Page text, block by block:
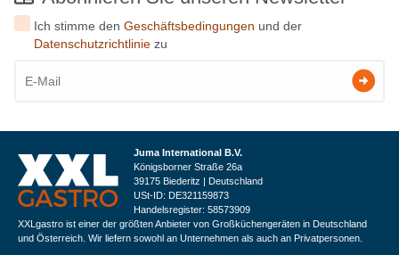
Ich stimme denGeschäftsbedingungen und der
Datenschutzrichtlinie zu
Juma International B.V.
Königsborner Straße 26a
39175 Biederitz | Deutschland
USt-ID: DE321159873
Handelsregister: 58573909
XXLgastro ist einer der größten Anbieter von Großküchengeräten in Deutschland
und Österreich. Wir liefern sowohl an Unternehmen als auch an Privatpersonen.